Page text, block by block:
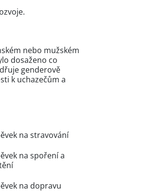
nebo mužském
dosaženo co
genderově
k uchazečům a
na stravování
na spoření a
na dopravu